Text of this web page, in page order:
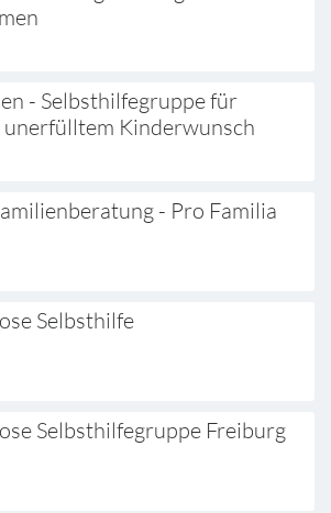
- Selbsthilfegruppe für
unerfülltem Kinderwunsch
- Pro Familia
Selbsthilfe
Selbsthilfegruppe Freiburg